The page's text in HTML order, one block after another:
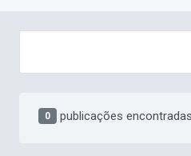
0 publicações encontradas